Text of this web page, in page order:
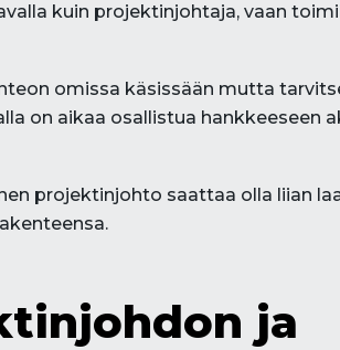
kuin projektinjohtaja, vaan
omissa käsissään mutta
on aikaa osallistua hankkeeseen
projektinjohto saattaa olla liian
ja